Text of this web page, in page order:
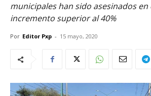
municipales han sido asesinados en
incremento superior al 40%
Por Editor Pxp - 15 mayo, 2020